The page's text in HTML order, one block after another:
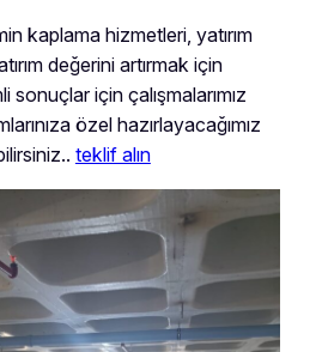
kaplama hizmetleri, yatırım
değerini artırmak için
için çalışmalarımız
özel hazırlayacağımız
teklif alın